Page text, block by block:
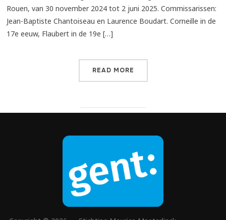
Rouen, van 30 november 2024 tot 2 juni 2025. Commissarissen:
Jean-Baptiste Chantoiseau en Laurence Boudart. Corneille in de
17e eeuw, Flaubert in de 19e […]
READ MORE